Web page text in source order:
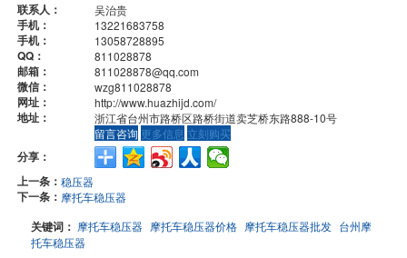
联系人： 吴治贵
手机： 13221683758
手机： 13058728895
QQ： 811028878
邮箱： 811028878@qq.com
微信： wzg811028878
网址： http://www.huazhijd.com/
地址：
浙江省台州市路桥区路桥街道卖芝桥东路888-10号
留言咨询 更多信息 立刻购买
分享：
上一条：稳压器
下一条： 摩托车稳压器
关键词： 摩托车稳压器 摩托车稳压器价格 摩托车稳压器批发 台州摩
托车稳压器